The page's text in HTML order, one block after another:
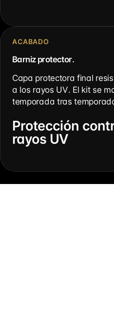
ACABADO
Barniz protector.
Capa protectora final
a los rayos UV. El kit se
temporada tras
Protección
rayos UV